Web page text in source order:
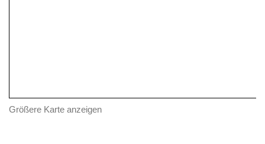
Größere Karte anzeigen